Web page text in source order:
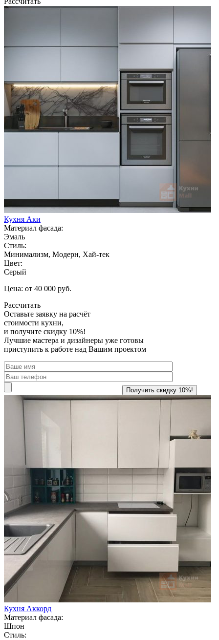
Кухня Аки
Материал фасада:
Эмаль
Стиль:
Минимализм, Модерн, Хай-тек
Цвет:
Серый
Цена: от 40 000 руб.
Рассчитать
Оставьте заявку на расчёт
стоимости кухни,
и получите скидку 10%!
Лучшие мастера и дизайнеры уже готовы
приступить к работе над Вашим проектом
Кухня Аккорд
Материал фасада:
Шпон
Стиль: